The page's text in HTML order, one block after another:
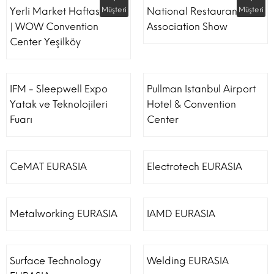
Yerli Market Haftası Fuarı
| WOW Convention
Center Yeşilköy
Müşteri
National Restaurant
Association Show
Müşteri
IFM - Sleepwell Expo
Yatak ve Teknolojileri
Fuarı
Pullman Istanbul Airport
Hotel & Convention
Center
CeMAT EURASIA Electrotech EURASIA
Metalworking EURASIA IAMD EURASIA
Surface Technology
Welding EURASIA